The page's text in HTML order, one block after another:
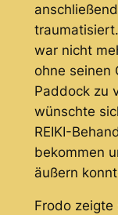
war nicht
ohne seinen
Paddock zu
wünschte
REIKI-
bekommen
äußern
Frodo zeigte